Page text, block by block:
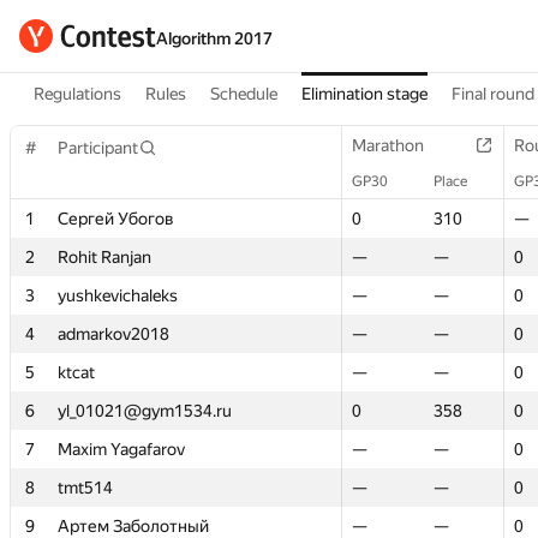
Algorithm 2017
Regulations Rules Schedule Elimination stage Final round
# Participant Marathon
GP30 Place
1 Сергей Убогов 0 310
—
2
Rohit Ranjan — —
0
3
yushkevichaleks — —
0
4
admarkov2018 — —
0
5
ktcat — —
0
6
yl_01021@gym1534.ru 0 358
0
7
Maxim Yagafarov — —
0
8
tmt514 — —
0
9
Артем Заболотный — —
0
# Participant Marathon
GP30 Place
1 Сергей Убогов 0 310
—
2
Rohit Ranjan — —
0
3
yushkevichaleks — —
0
4
admarkov2018 — —
0
5
ktcat — —
0
6
yl_01021@gym1534.ru 0 358
0
7
Maxim Yagafarov — —
0
8
tmt514 — —
0
9
Артем Заболотный — —
0